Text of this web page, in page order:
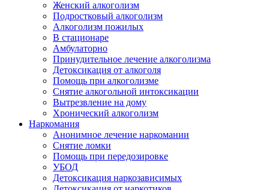
Женский алкоголизм
Подростковый алкоголизм
Алкоголизм пожилых
В стационаре
Амбулаторно
Принудительное лечение алкоголизма
Детоксикация от алкоголя
Помощь при алкоголизме
Снятие алкогольной интоксикации
Вытрезвление на дому
Хронический алкоголизм
Наркомания
Анонимное лечение наркомании
Снятие ломки
Помощь при передозировке
УБОД
Детоксикация наркозависимых